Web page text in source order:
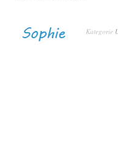
Kategorie